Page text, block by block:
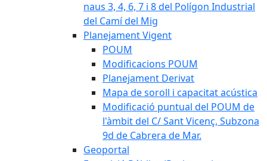
naus 3, 4, 6, 7 i 8 del Polígon Industrial
del Camí del Mig
Planejament Vigent
POUM
Modificacions POUM
Planejament Derivat
Mapa de soroll i capacitat acústica
Modificació puntual del POUM de
l'àmbit del C/ Sant Vicenç, Subzona
9d de Cabrera de Mar.
Geoportal